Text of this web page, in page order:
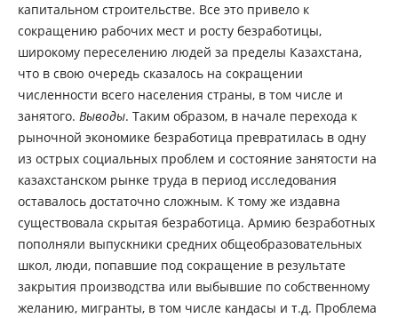
капитальном строительстве. Все это привело к
сокращению рабочих мест и росту безработицы,
широкому переселению людей за пределы Казахстана,
что в свою очередь сказалось на сокращении
численности всего населения страны, в том числе и
занятого. Выводы. Таким образом, в начале перехода к
рыночной экономике безработица превратилась в одну
из острых социальных проблем и состояние занятости на
казахстанском рынке труда в период исследования
оставалось достаточно сложным. К тому же издавна
существовала скрытая безработица. Армию безработных
пополняли выпускники средних общеобразовательных
школ, люди, попавшие под сокращение в результате
закрытия производства или выбывшие по собственному
желанию, мигранты, в том числе кандасы и т.д. Проблема